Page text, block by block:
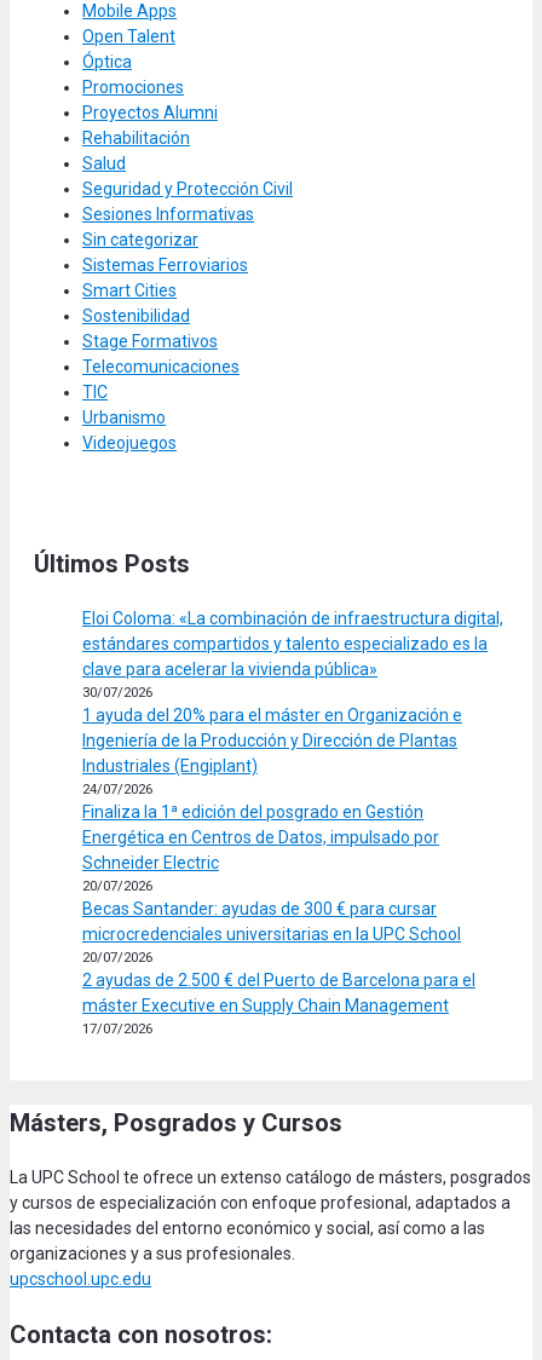
Mobile Apps
Open Talent
Óptica
Promociones
Proyectos Alumni
Rehabilitación
Salud
Seguridad y Protección Civil
Sesiones Informativas
Sin categorizar
Sistemas Ferroviarios
Smart Cities
Sostenibilidad
Stage Formativos
Telecomunicaciones
TIC
Urbanismo
Videojuegos
Últimos Posts
Eloi Coloma: «La combinación de infraestructura digital,
estándares compartidos y talento especializado es la
clave para acelerar la vivienda pública»
30/07/2026
1 ayuda del 20% para el máster en Organización e
Ingeniería de la Producción y Dirección de Plantas
Industriales (Engiplant)
24/07/2026
Finaliza la 1ª edición del posgrado en Gestión
Energética en Centros de Datos, impulsado por
Schneider Electric
20/07/2026
Becas Santander: ayudas de 300 € para cursar
microcredenciales universitarias en la UPC School
20/07/2026
2 ayudas de 2.500 € del Puerto de Barcelona para el
máster Executive en Supply Chain Management
17/07/2026
Másters, Posgrados y Cursos
La UPC School te ofrece un extenso catálogo de másters, posgrados
y cursos de especialización con enfoque profesional, adaptados a
las necesidades del entorno económico y social, así como a las
organizaciones y a sus profesionales.
upcschool.upc.edu
Contacta con nosotros: